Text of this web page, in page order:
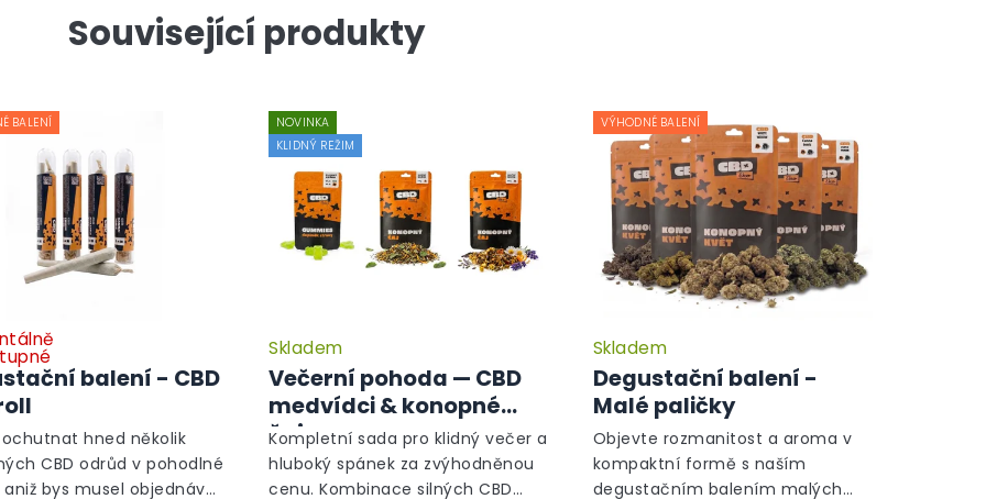
Související produkty
BALENÍ
balení - CBD
Průměrné
hodnocení
produktu
hned několik
CBD odrůd v pohodlné
bys musel objednávat
NOVINKA
KLIDNÝ REŽIM
Večerní pohoda — CBD
medvídci & konopné
čaje
Skladem
Kompletní sada pro klidný večer a
hluboký spánek za zvýhodněnou
cenu. Kombinace silných CBD
VÝHODNÉ BALENÍ
Degustační balení -
Malé paličky
Skladem
Objevte rozmanitost a aroma v
kompaktní formě s naším
degustačním balením malých